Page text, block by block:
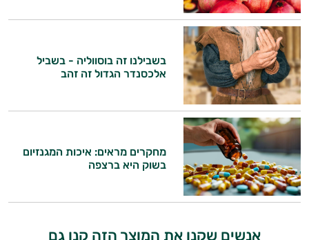
בשבילנו זה בוסווליה - בשביל
אלכסנדר הגדול זה זהב
מחקרים מראים: איכות המגנזיום
בשוק היא ברצפה
אנשים שקנו את המוצר הזה קנו גם